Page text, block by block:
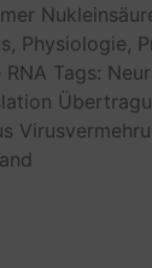
Physiologie,
RNA Tags: